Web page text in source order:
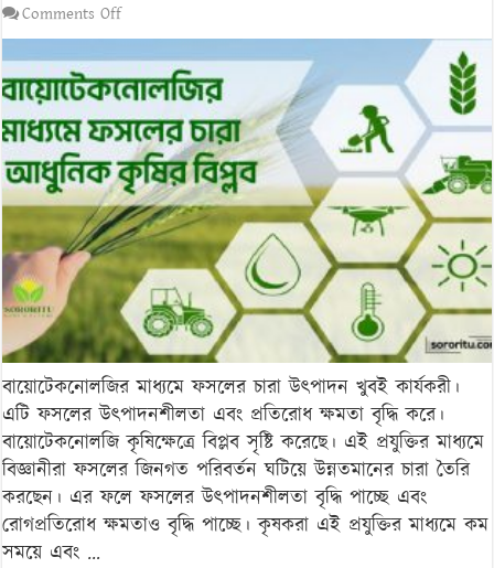
Comments Offon
বায়োটেকনোলজির
মাধ্যমে
ফসলের
চারা:
আধুনিক
কৃষির
বিপ্লব
বায়োটেকনোলজির মাধ্যমে ফসলের চারা উৎপাদন খুবই কার্যকরী।
এটি ফসলের উৎপাদনশীলতা এবং প্রতিরোধ ক্ষমতা বৃদ্ধি করে।
বায়োটেকনোলজি কৃষিক্ষেত্রে বিপ্লব সৃষ্টি করেছে। এই প্রযুক্তির মাধ্যমে
বিজ্ঞানীরা ফসলের জিনগত পরিবর্তন ঘটিয়ে উন্নতমানের চারা তৈরি
করছেন। এর ফলে ফসলের উৎপাদনশীলতা বৃদ্ধি পাচ্ছে এবং
রোগপ্রতিরোধ ক্ষমতাও বৃদ্ধি পাচ্ছে। কৃষকরা এই প্রযুক্তির মাধ্যমে কম
সময়ে এবং …